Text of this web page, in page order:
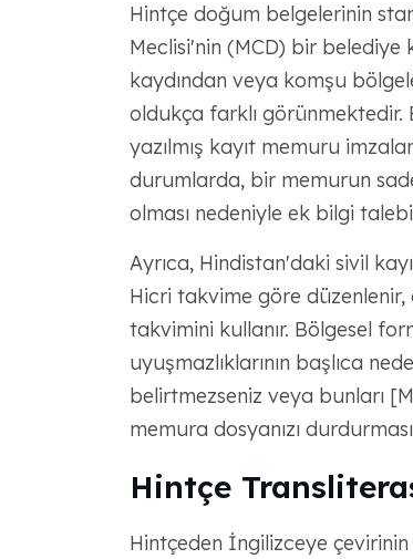
Hintçe doğum belgelerinin
Meclisi'nin (MCD) bir
kaydından veya komşu
oldukça farklı görünmektedir.
yazılmış kayıt memuru
durumlarda, bir memurun
olması nedeniyle ek bilgi
Ayrıca, Hindistan'daki sivil
Hicri takvime göre
takvimini kullanır. Bölgesel
uyuşmazlıklarının başlıca
belirtmezseniz veya bunları
memura dosyanızı
Hintçe
Hintçeden İngilizceye